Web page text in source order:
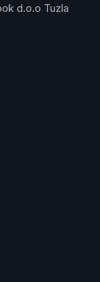
d.o.o Tuzla